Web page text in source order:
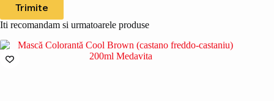
Trimite
Iti recomandam si urmatoarele produse